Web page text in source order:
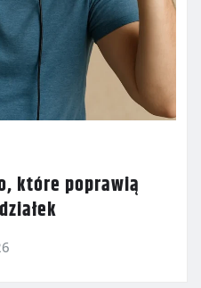
które poprawią